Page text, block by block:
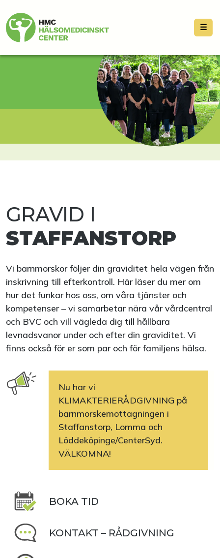
☰
GRAVID I
STAFFANSTORP
Vi barnmorskor följer din graviditet hela vägen från
inskrivning till efterkontroll. Här läser du mer om
hur det funkar hos oss, om våra tjänster och
kompetenser – vi samarbetar nära vår vårdcentral
och BVC och vill vägleda dig till hållbara
levnadsvanor under och efter din graviditet. Vi
finns också för er som par och för familjens hälsa.
Nu har vi
KLIMAKTERIERÅDGIVNING på
barnmorskemottagningen i
Staffanstorp, Lomma och
Löddeköpinge/CenterSyd.
VÄLKOMNA!
BOKA TID
KONTAKT – RÅDGIVNING